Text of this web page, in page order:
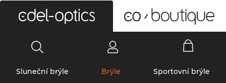
Sluneční brýle Brýle Sportovní brýle